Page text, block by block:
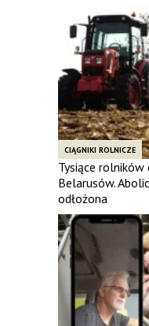
CIĄGNIKI ROLNICZE
Tysiące
Belarusów.
odłożona